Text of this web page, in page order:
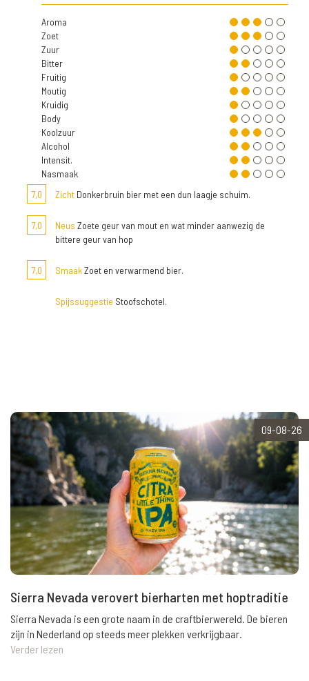
Aroma
Zoet
Zuur
Bitter
Fruitig
Moutig
Kruidig
Body
Koolzuur
Alcohol
Intensit.
Nasmaak
7,0
Zicht Donkerbruin bier met een dun laagje schuim.
7,0 Neus Zoete geur van mout en wat minder aanwezig de
bittere geur van hop
7,0 SmaakZoet en verwarmend bier.
Spijssuggestie Stoofschotel.
09-08-26
Sierra Nevada verovert bierharten met hoptraditie
Sierra Nevada is een grote naam in de craftbierwereld. De bieren
zijn in Nederland op steeds meer plekken verkrijgbaar.
Verder lezen